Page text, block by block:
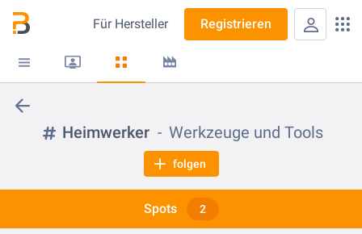
Für Hersteller Registrieren
Heimwerker Werkzeuge und Tools
folgen
Spots 2